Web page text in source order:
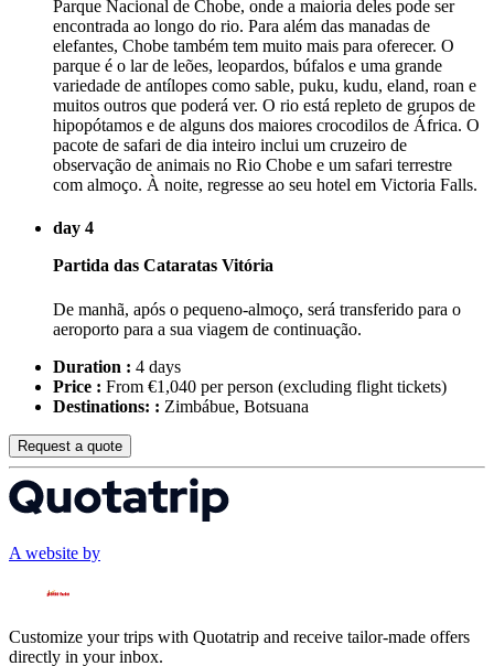
Parque Nacional de Chobe, onde a maioria deles pode ser
encontrada ao longo do rio. Para além das manadas de
elefantes, Chobe também tem muito mais para oferecer. O
parque é o lar de leões, leopardos, búfalos e uma grande
variedade de antílopes como sable, puku, kudu, eland, roan e
muitos outros que poderá ver. O rio está repleto de grupos de
hipopótamos e de alguns dos maiores crocodilos de África. O
pacote de safari de dia inteiro inclui um cruzeiro de
observação de animais no Rio Chobe e um safari terrestre
com almoço. À noite, regresse ao seu hotel em Victoria Falls.
day 4
Partida das Cataratas Vitória
De manhã, após o pequeno-almoço, será transferido para o
aeroporto para a sua viagem de continuação.
Duration : 4 days
Price : From €1,040 per person (excluding flight tickets)
Destinations: : Zimbábue, Botsuana
Request a quote
A website by
Customize your trips with Quotatrip and receive tailor-made offers
directly in your inbox.